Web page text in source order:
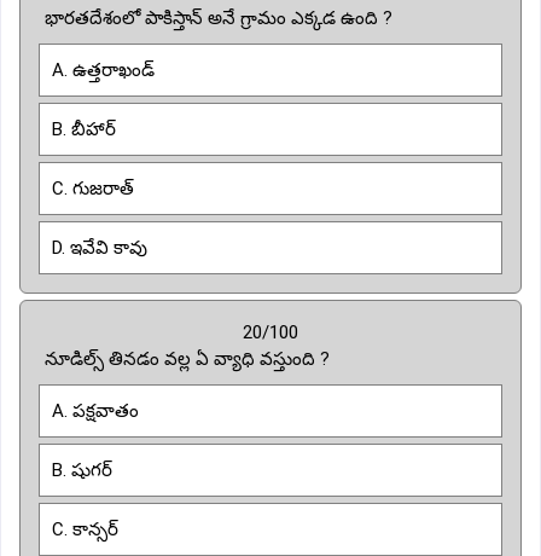
భారతదేశంలో పాకిస్తాన్ అనే గ్రామం ఎక్కడ ఉంది ?
A. ఉత్తరాఖండ్
B. బీహార్
C. గుజరాత్
D. ఇవేవి కావు
20/100
నూడిల్స్ తినడం వల్ల ఏ వ్యాధి వస్తుంది ?
A. పక్షవాతం
B. షుగర్
C. కాన్సర్